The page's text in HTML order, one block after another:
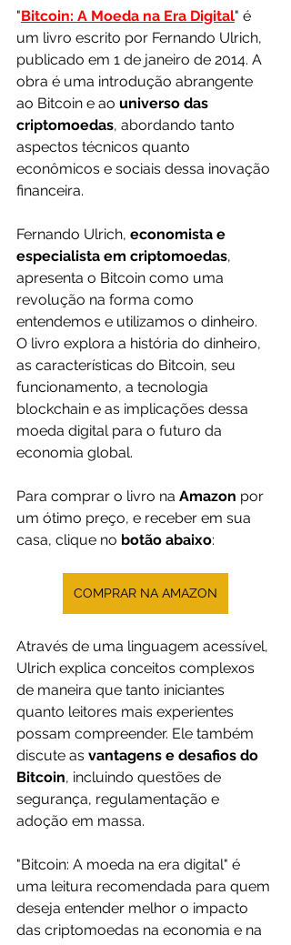
"Bitcoin: A Moeda na Era Digital" é
um livro escrito por Fernando Ulrich,
publicado em 1 de janeiro de 2014. A
obra é uma introdução abrangente
ao Bitcoin e ao universo das
criptomoedas, abordando tanto
aspectos técnicos quanto
econômicos e sociais dessa inovação
financeira.
Fernando Ulrich, economista e
especialista em criptomoedas,
apresenta o Bitcoin como uma
revolução na forma como
entendemos e utilizamos o dinheiro.
O livro explora a história do dinheiro,
as características do Bitcoin, seu
funcionamento, a tecnologia
blockchain e as implicações dessa
moeda digital para o futuro da
economia global.
Para comprar o livro na Amazon por
um ótimo preço, e receber em sua
casa, clique no botão abaixo:
COMPRAR NA AMAZON
Através de uma linguagem acessível,
Ulrich explica conceitos complexos
de maneira que tanto iniciantes
quanto leitores mais experientes
possam compreender. Ele também
discute as vantagens e desafios do
Bitcoin, incluindo questões de
segurança, regulamentação e
adoção em massa.
"Bitcoin: A moeda na era digital" é
uma leitura recomendada para quem
deseja entender melhor o impacto
das criptomoedas na economia e na